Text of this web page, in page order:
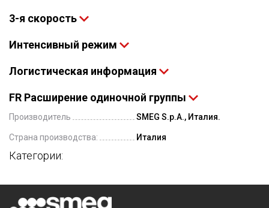
3-я скорость
Интенсивный режим
Логистическая информация
FR Расширение одиночной группы
Производитель SMEG S.p.A., Италия.
Страна производства: Италия
Категории: